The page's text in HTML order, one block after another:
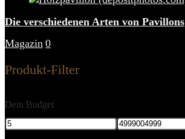
Die verschiedenen Arten von Pavillons
Magazin 0
Produkt-Filter
Dein Budget